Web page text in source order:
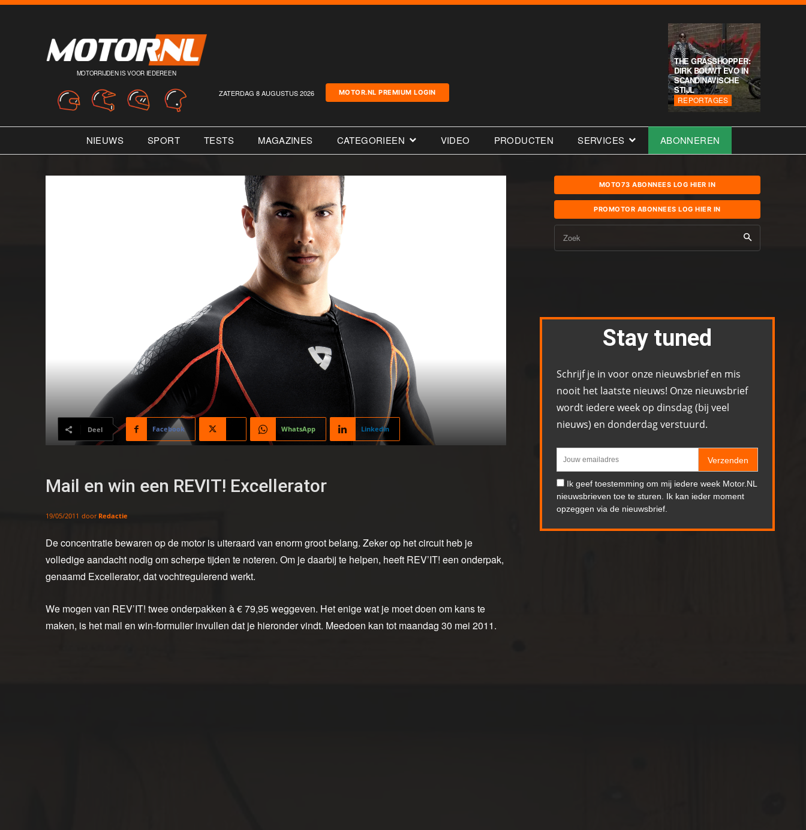
MOTORRIJDEN IS VOOR IEDEREEN
ZATERDAG 8 AUGUSTUS 2026 MOTOR.NL PREMIUM LOGIN
THE GRASSHOPPER:
DIRK BOUWT EVO IN
SCANDINAVISCHE
STIJL
REPORTAGES
NIEUWS SPORT TESTS MAGAZINES CATEGORIEEN VIDEO PRODUCTEN SERVICES ABONNEREN
Deel Facebook WhatsApp Linkedin
Mail en win een REVIT! Excellerator
19/05/2011 door Redactie
De concentratie bewaren op de motor is uiteraard van enorm groot belang. Zeker op het circuit heb je
volledige aandacht nodig om scherpe tijden te noteren. Om je daarbij te helpen, heeft REV’IT! een onderpak,
genaamd Excellerator, dat vochtregulerend werkt.
We mogen van REV’IT! twee onderpakken à € 79,95 weggeven. Het enige wat je moet doen om kans te
maken, is het mail en win-formulier invullen dat je hieronder vindt. Meedoen kan tot maandag 30 mei 2011.
MOTO73 ABONNEES LOG HIER IN
PROMOTOR ABONNEES LOG HIER IN
Zoek
Stay tuned
Schrijf je in voor onze nieuwsbrief en mis
nooit het laatste nieuws! Onze nieuwsbrief
wordt iedere week op dinsdag (bij veel
nieuws) en donderdag verstuurd.
Verzenden
Ik geef toestemming om mij iedere week Motor.NL
nieuwsbrieven toe te sturen. Ik kan ieder moment
opzeggen via de nieuwsbrief.